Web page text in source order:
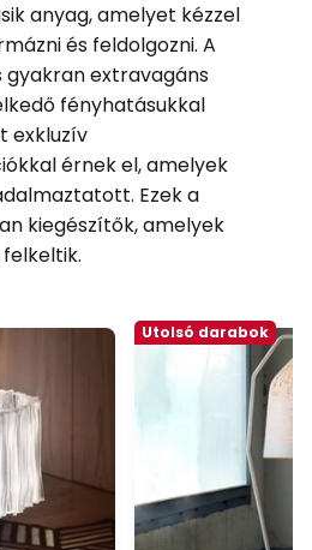
anyag, amelyet kézzel
és feldolgozni. A
gyakran extravagáns
fényhatásukkal
exkluzív
érnek el, amelyek
Ezek a
kiegészítők, amelyek
Utolsó darabok